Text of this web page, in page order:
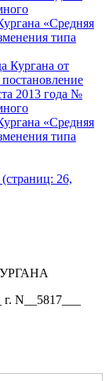
«Средняя
типа
от
2013 года №
«Средняя
типа
26,
N__5817___